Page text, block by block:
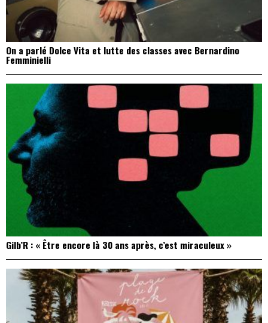
On a parlé Dolce Vita et lutte des classes avec Bernardino
Femminielli
Gilb’R : « Être encore là 30 ans après, c’est miraculeux »